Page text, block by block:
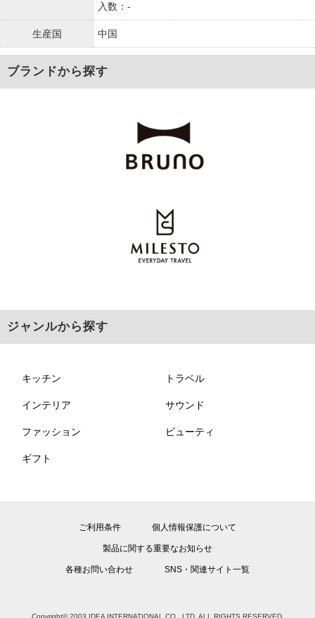
入数：-
生産国 中国
ブランドから探す
ジャンルから探す
キッチン トラベル
インテリア サウンド
ファッション ビューティ
ギフト
ご利用条件 個人情報保護について
製品に関する重要なお知らせ
各種お問い合わせ SNS・関連サイト一覧
Copyright© 2003 IDEA INTERNATIONAL CO., LTD. ALL RIGHTS RESERVED.